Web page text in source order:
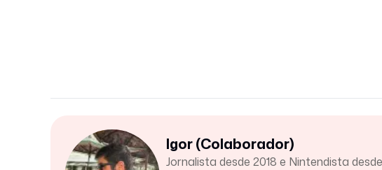
Igor (Colaborador)
Jornalista desde 2018 e Nintendista